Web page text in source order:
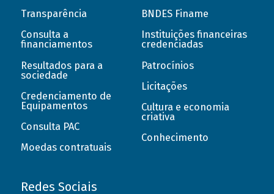
Transparência
Consulta a
financiamentos
Resultados para a
sociedade
Credenciamento de
Equipamentos
Consulta PAC
Moedas contratuais
BNDES Finame
Instituições financeiras
credenciadas
Patrocínios
Licitações
Cultura e economia
criativa
Conhecimento
Redes Sociais